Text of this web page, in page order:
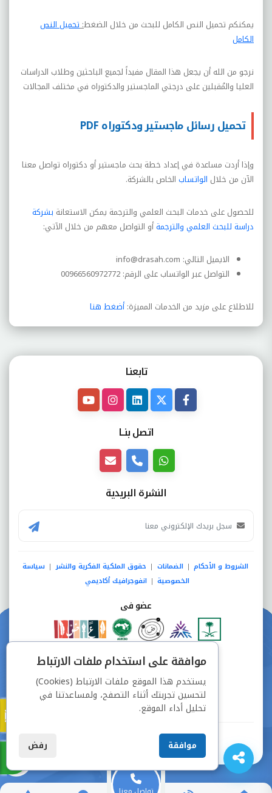
تواصل معنا
يمكنكم تحميل النص الكامل للبحث من خلال الضغط:تحميل النص
الكامل
نرجو من الله أن يجعل هذا المقال مفيداً لجميع الباحثين وطلاب الدراسات
العليا والمُقبلين على درجتي الماجستير والدكتوراه في مختلف المجالات
تحميل رسائل ماجستير ودكتوراه PDF
وإذا أردت مساعدة في إعداد خطة بحث ماجستير أو دكتوراه تواصل معنا
الآن من خلال الواتساب الخاص بالشركة.
للحصول على خدمات البحث العلمي والترجمة يمكن الاستعانة بشركة
دراسة للبحث العلمي والترجمةأو التواصل معهم من خلال الآتي:
الايميل التالي: info@drasah.com
التواصل عبر الواتساب على الرقم: 00966560972772
للاطلاع على مزيد من الخدمات المميزة:أضغط هنا
تابعنـا
اتصل بنــا
النشرة البريدية
الشروط و الأحكام | الضمانات | حقوق الملكية الفكرية والنشر | سياسة
الخصوصية | انفوجرافيك أكاديمي
عضو فى
دفع آمن من خلال
جميع الحقوق محفوظة © شركة دراسة
موافقة على استخدام ملفات الارتباط
يستخدم هذا الموقع ملفات الارتباط (Cookies)
لتحسين تجربتك أثناء التصفح، ولمساعدتنا في
تحليل أداء الموقع.
موافقة رفض